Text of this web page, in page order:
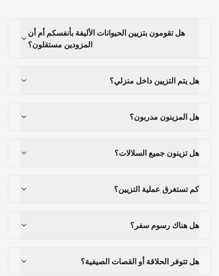
هل تقومون بتزيين الحيوانات الأليفة بأنفسكم أم أن
المزودين مستقلون؟
هل يتم التزيين داخل منزلي؟
هل المزينون مدربون؟
هل تزينون جميع السلالات؟
كم تستغرق عملية التزيين؟
هل هناك رسوم سفر؟
هل تتوفر الحلاقة أو القصات الصيفية؟